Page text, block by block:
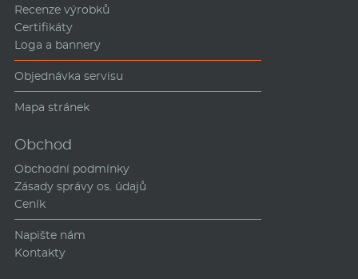
Recenze výrobků
Certifikáty
Loga a bannery
Objednávka servisu
Mapa stránek
Obchod
Obchodní podmínky
Zásady správy os. údajů
Ceník
Napište nám
Kontakty